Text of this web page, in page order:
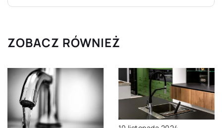
ZOBACZ RÓWNIEŻ